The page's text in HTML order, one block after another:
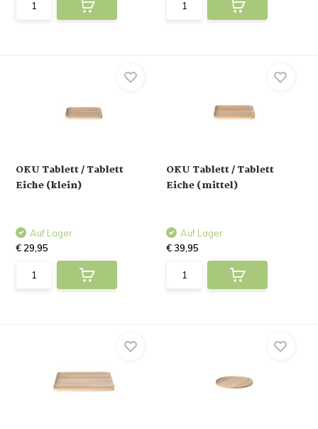
OKU Tablett / Tablett
Eiche (klein)
Auf Lager
€ 29,95
OKU Tablett / Tablett
Eiche (mittel)
Auf Lager
€ 39,95